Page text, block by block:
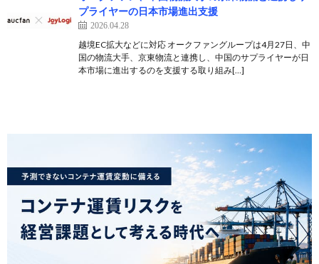
プライヤーの日本市場進出支援
2026.04.28
越境EC拡大などに対応 オークファングループは4月27日、中
国の物流大手、京東物流と連携し、中国のサプライヤーが日
本市場に進出するのを支援する取り組み[…]